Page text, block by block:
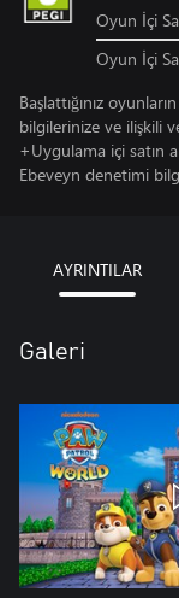
Oyun İçi
Oyun İçi
Başlattığınız
bilgilerinize ve ilişkili
+Uygulama içi satın
Ebeveyn denetimi
AYRINTILAR
Galeri